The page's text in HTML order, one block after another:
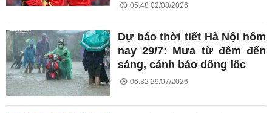
05:48 02/08/2026
Dự báo thời tiết Hà Nội hôm
nay 29/7: Mưa từ đêm đến
sáng, cảnh báo dông lốc
06:32 29/07/2026